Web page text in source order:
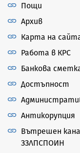
Пощи
Архив
Карта на
Работа в КРС
Банкова
Достъпност
Антикорупция
Вътрешен
ЗЗЛПСПОИН